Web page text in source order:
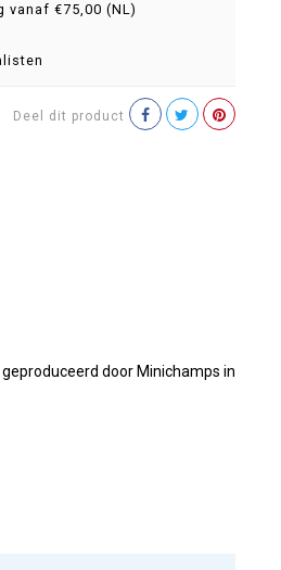
vanaf €75,00 (NL)
Deel dit product
door Minichamps in